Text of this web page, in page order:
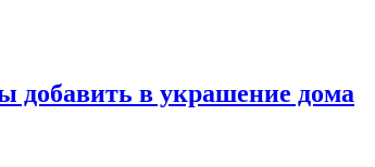
добавить в украшение дома